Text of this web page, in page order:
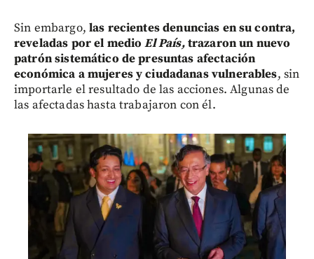
Sin embargo, las recientes denuncias en su contra,
reveladas por el medioEl País,trazaron un nuevo
patrón sistemático de presuntas afectación
económica a mujeres y ciudadanas vulnerables, sin
importarle el resultado de las acciones. Algunas de
las afectadas hasta trabajaron con él.